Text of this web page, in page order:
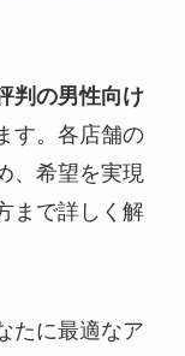
判の男性向け
す。各店舗の
、希望を実現
まで詳しく解
たに最適なア